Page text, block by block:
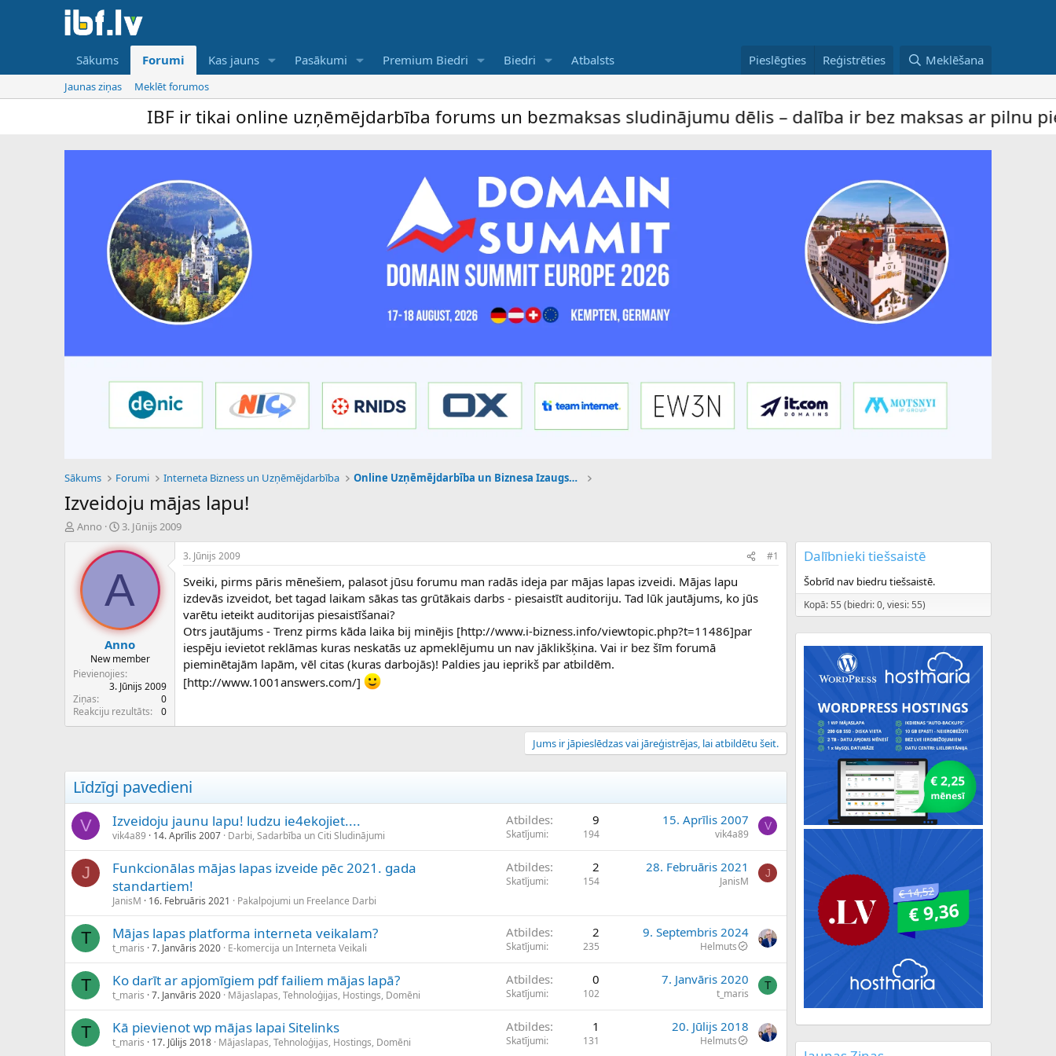
Sākums Forumi Kas jauns Pasākumi Premium Biedri Biedri Atbalsts Pieslēgties Reģistrēties Meklēšana
Jaunas ziņas Meklēt forumos
IBF ir tikai online uzņēmējdarbība forums un bezmaksas sludinājumu dēlis – dalība ir bez maksas ar pilnu
Sākums Forumi Interneta Bizness un Uzņēmējdarbība Online Uzņēmējdarbība un Biznesa Izaugsme
Izveidoju mājas lapu!
P
e
d
e
z
s
ā
c
ē
Anno
S
k
m
a
a
t
u
m
s
3. Jūnijs 2009
A
Anno
New member
Pievienojies
3. Jūnijs 2009
Ziņas
0
Reakciju rezultāts
0
3. Jūnijs 2009 #1
Sveiki, pirms pāris mēnešiem, palasot jūsu forumu man radās ideja par mājas lapas izveidi. Mājas lapu
izdevās izveidot, bet tagad laikam sākas tas grūtākais darbs - piesaistīt auditoriju. Tad lūk jautājums, ko jūs
varētu ieteikt auditorijas piesaistīšanai?
Otrs jautājums - Trenz pirms kāda laika bij minējis [http://www.i-bizness.info/viewtopic.php?t=11486]par
iespēju ievietot reklāmas kuras neskatās uz apmeklējumu un nav jāklikšķina. Vai ir bez šīm forumā
pieminētajām lapām, vēl citas (kuras darbojās)! Paldies jau ieprikš par atbildēm.
[http://www.1001answers.com/]
Jums ir jāpieslēdzas vai jāreģistrējas, lai atbildētu šeit.
Līdzīgi pavedieni
V Izveidoju jaunu lapu! ludzu ie4ekojiet....
vik4a89 14. Aprīlis 2007 Darbi, Sadarbība un Citi Sludinājumi
Atbildes 9
Skatījumi 194
15. Aprīlis 2007
vik4a89
V
J
Funkcionālas mājas lapas izveide pēc 2021. gada
standartiem!
JanisM 16. Februāris 2021 Pakalpojumi un Freelance Darbi
Atbildes 2
Skatījumi 154
28. Februāris 2021
JanisM
J
T Mājas lapas platforma interneta veikalam?
t_maris 7. Janvāris 2020 E-komercija un Interneta Veikali
Atbildes 2
Skatījumi 235
9. Septembris 2024
Helmuts
T Ko darīt ar apjomīgiem pdf failiem mājas lapā?
t_maris 7. Janvāris 2020 Mājaslapas, Tehnoloģijas, Hostings, Domēni
Atbildes 0
Skatījumi 102
7. Janvāris 2020
t_maris
T
T Kā pievienot wp mājas lapai Sitelinks
t_maris 17. Jūlijs 2018 Mājaslapas, Tehnoloģijas, Hostings, Domēni
Atbildes 1
Skatījumi 131
20. Jūlijs 2018
Helmuts
Dalībnieki tiešsaistē
Šobrīd nav biedru tiešsaistē.
Kopā: 55 (biedri: 0, viesi: 55)